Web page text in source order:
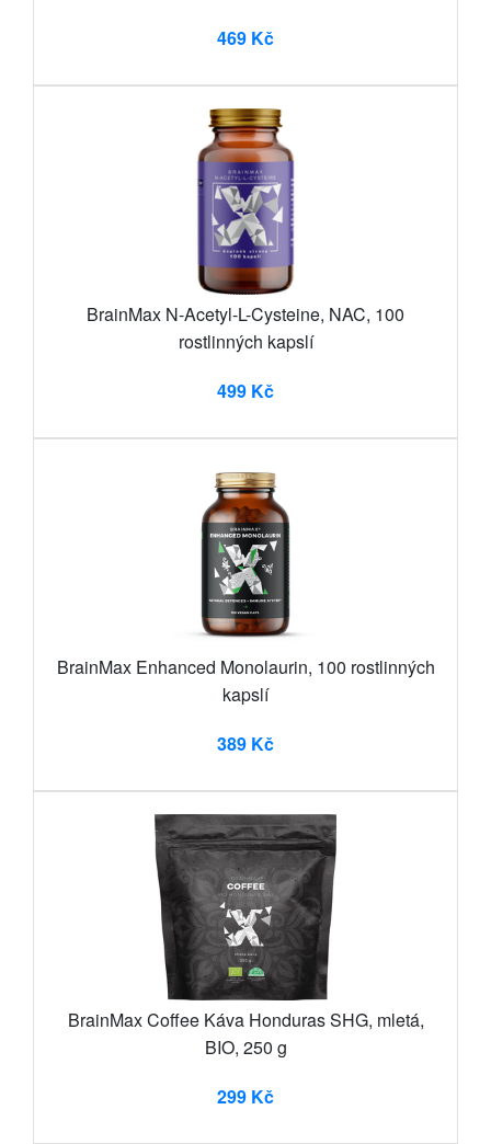
469 Kč
BrainMax N-Acetyl-L-Cysteine, NAC, 100
rostlinných kapslí
499 Kč
BrainMax Enhanced Monolaurin, 100 rostlinných
kapslí
389 Kč
BrainMax Coffee Káva Honduras SHG, mletá,
BIO, 250 g
299 Kč